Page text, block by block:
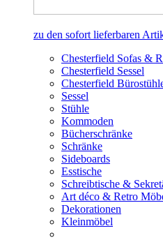
zu den sofort lieferbaren
Chesterfield Sofas &
Chesterfield Sessel
Chesterfield
Sessel
Stühle
Kommoden
Bücherschränke
Schränke
Sideboards
Esstische
Schreibtische &
Art déco & Retro
Dekorationen
Kleinmöbel